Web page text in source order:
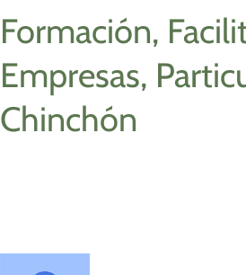
Formación,
Empresas,
Chinchón